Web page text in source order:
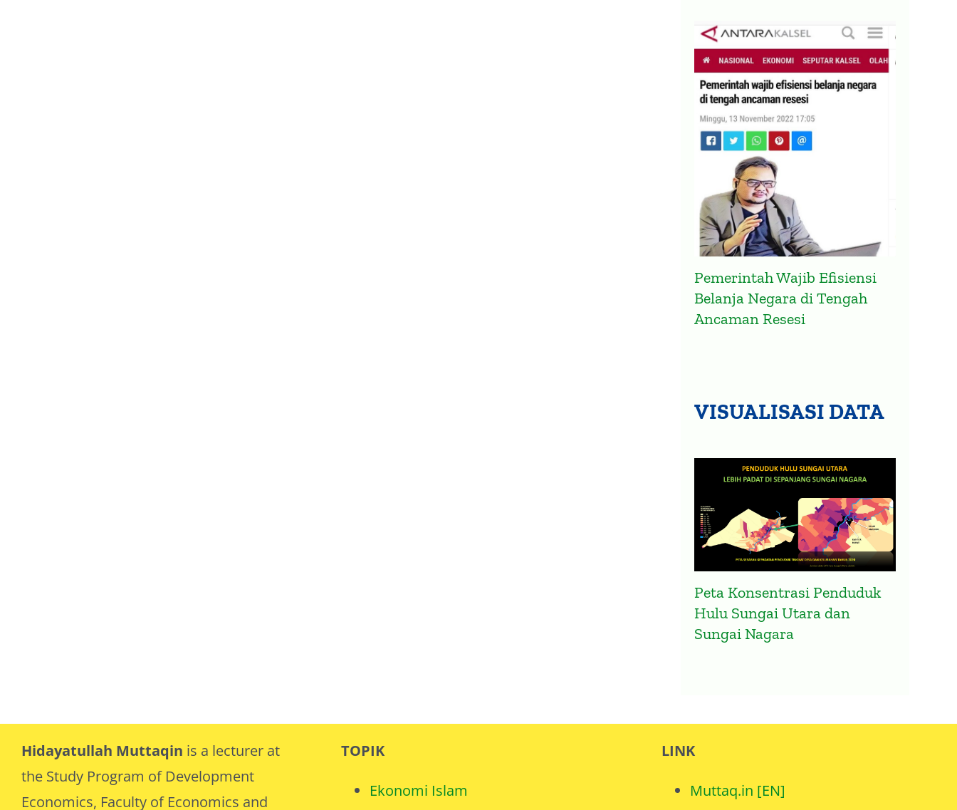
Pemerintah Wajib Efisiensi
Belanja Negara di Tengah
Ancaman Resesi
VISUALISASI DATA
Peta Konsentrasi Penduduk
Hulu Sungai Utara dan
Sungai Nagara
Hidayatullah Muttaqin is a lecturer at
the Study Program of Development
Economics, Faculty of Economics and
TOPIK
Ekonomi Islam
LINK
Muttaq.in [EN]